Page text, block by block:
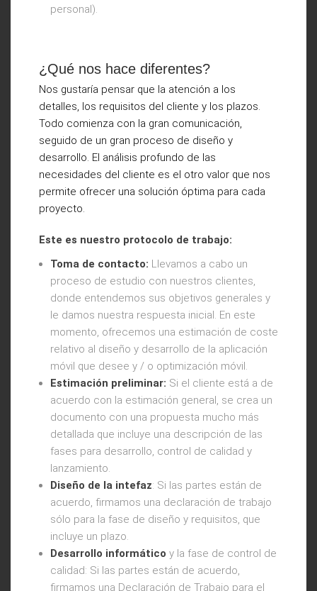
personal).
¿Qué nos hace diferentes?
Nos gustaría pensar que la atención a los
detalles, los requisitos del cliente y los plazos.
Todo comienza con la gran comunicación,
seguido de un gran proceso de diseño y
desarrollo. El análisis profundo de las
necesidades del cliente es el otro valor que nos
permite ofrecer una solución óptima para cada
proyecto.
Este es nuestro protocolo de trabajo:
Toma de contacto: Llevamos a cabo un
proceso de estudio con nuestros clientes,
donde entendemos sus objetivos generales y
le damos nuestra respuesta inicial. En este
momento, ofrecemos una estimación de coste
relativo al diseño y desarrollo de la aplicación
móvil que desee y / o optimización móvil.
Estimación preliminar: Si el cliente está a de
acuerdo con la estimación general, se crea un
documento con una propuesta mucho más
detallada que incluye una descripción de las
fases para desarrollo, control de calidad y
lanzamiento.
Diseño de la intefaz: Si las partes están de
acuerdo, firmamos una declaración de trabajo
sólo para la fase de diseño y requisitos, que
incluye un plazo.
Desarrollo informático y la fase de control de
calidad: Si las partes están de acuerdo,
firmamos una Declaración de Trabajo para el